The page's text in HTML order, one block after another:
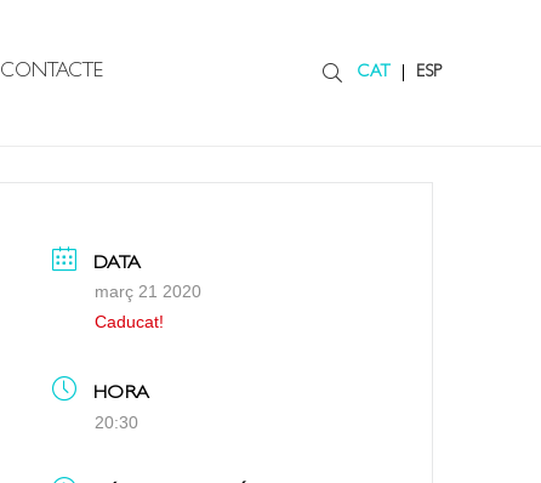
CONTACTE CAT ESP
DATA
març 21 2020
Caducat!
HORA
20:30